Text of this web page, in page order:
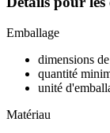
Emballage
dimensions
quantité
unité
Matériau